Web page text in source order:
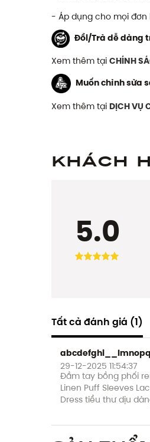
- Áp dụng cho mọi
Đổi/Trả dễ dàng
Xem thêm tại CHÍNH
Muốn chỉnh sửa
Xem thêm tại DỊCH VỤ
Khách
5.0
Tất cả đánh giá (1)
29-12-2025 11:54:37
Đầm tay bồng phối
Linen Puff Sleeves
Dress tiểu thư dịu